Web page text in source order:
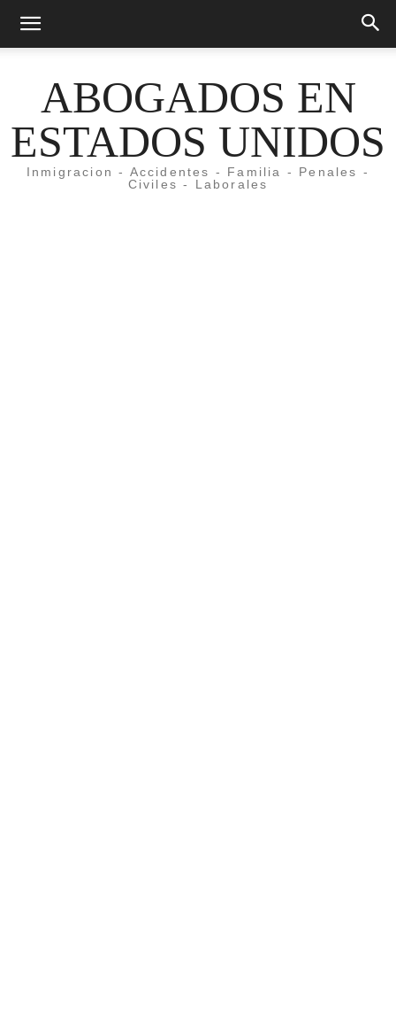
ABOGADOS EN
ESTADOS UNIDOS
Inmigracion - Accidentes - Familia - Penales -
Civiles - Laborales